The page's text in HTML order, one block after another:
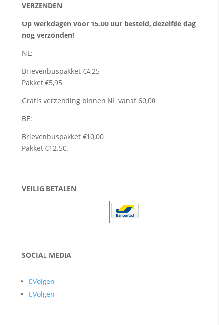
VERZENDEN
Op werkdagen voor 15.00 uur besteld, dezelfde dag
nog verzonden!
NL:
Brievenbuspakket €4,25
Pakket €5,95
Gratis verzending binnen NL vanaf 60,00
BE:
Brievenbuspakket €10,00
Pakket €12.50.
VEILIG BETALEN
SOCIAL MEDIA
Volgen
Volgen